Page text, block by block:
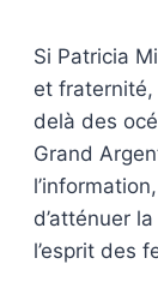
Si Patricia
et fraternité,
delà des
Grand
d’atténuer
l’esprit des